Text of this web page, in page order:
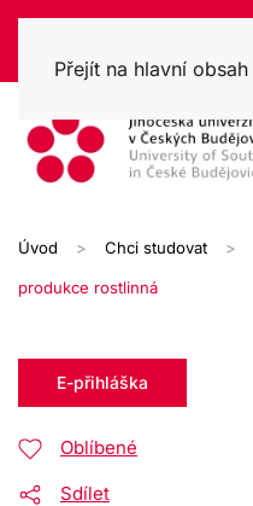
Přejít na hlavní obsah
Úvod Chci studovat
produkce rostlinná
E-přihláška
Oblíbené
Sdílet